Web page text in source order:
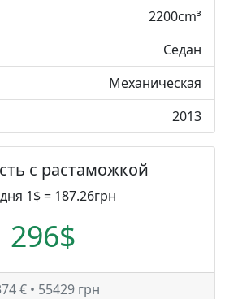
2200cm³
Седан
Механическая
2013
с растаможкой
1$ = 187.26грн
296$
€ • 55429 грн